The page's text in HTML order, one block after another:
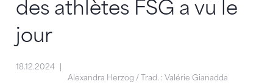
des athlètes FSG a vu le
jour
18.12.2024
Alexandra Herzog / Trad. : Valérie Gianadda